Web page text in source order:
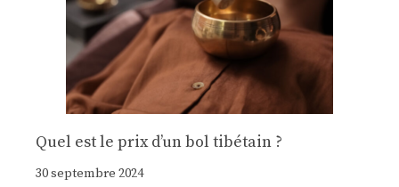
Quel est le prix d’un bol tibétain ?
30 septembre 2024